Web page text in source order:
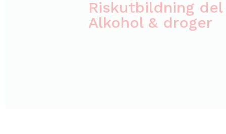
Riskutbildning del
Alkohol & droger